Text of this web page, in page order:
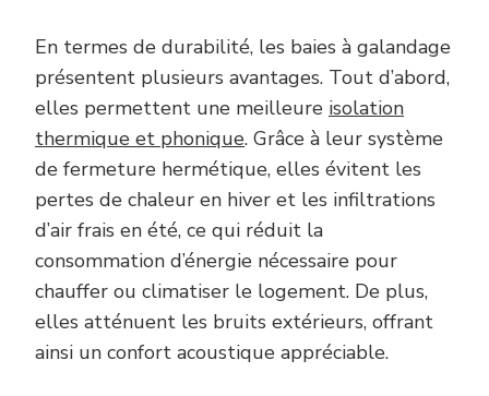
En termes de durabilité, les baies à galandage
présentent plusieurs avantages. Tout d’abord,
elles permettent une meilleure isolation
thermique et phonique. Grâce à leur système
de fermeture hermétique, elles évitent les
pertes de chaleur en hiver et les infiltrations
d’air frais en été, ce qui réduit la
consommation d’énergie nécessaire pour
chauffer ou climatiser le logement. De plus,
elles atténuent les bruits extérieurs, offrant
ainsi un confort acoustique appréciable.